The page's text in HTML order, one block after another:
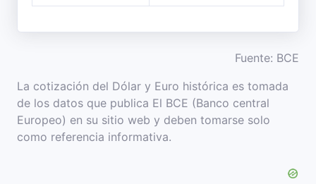
Fuente: BCE
La cotización del Dólar y Euro histórica es tomada
de los datos que publica El BCE (Banco central
Europeo) en su sitio web y deben tomarse solo
como referencia informativa.